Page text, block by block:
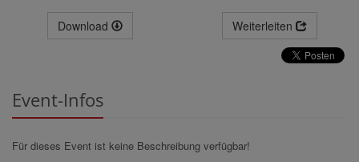
Download Weiterleiten
Event-Infos
Für dieses Event ist keine Beschreibung verfügbar!